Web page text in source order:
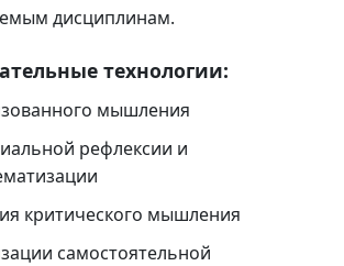
дисциплинам.
технологии:
мышления
рефлексии и
критического мышления
самостоятельной